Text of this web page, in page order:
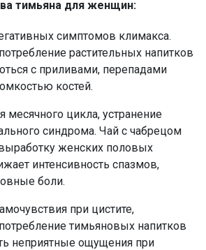
тимьяна для женщин:
симптомов климакса.
растительных напитков
с приливами, перепадами
костей.
месячного цикла, устранение
синдрома. Чай с чабрецом
женских половых
интенсивность спазмов,
боли.
при цистите,
тимьяновых напитков
неприятные ощущения при